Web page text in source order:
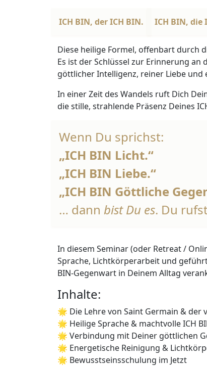
ICH BIN, der ICH BIN. ICH BIN, die
Diese heilige Formel, offenbart durch
Es ist der Schlüssel zur Erinnerung
göttlicher Intelligenz, reiner Liebe und
In einer Zeit des Wandels ruft Dich
die stille, strahlende Präsenz Deines
Wenn Du sprichst:
„ICH BIN Licht.“
„ICH BIN Liebe.“
„ICH BIN Göttliche
… dann bist Du es. Du
In diesem Seminar (oder Retreat /
Sprache, Lichtkörperarbeit und
BIN-Gegenwart in Deinem Alltag
Inhalte:
🌟 Die Lehre von Saint Germain & der
🌟 Heilige Sprache & machtvolle ICH
🌟 Verbindung mit Deiner göttlichen
🌟 Energetische Reinigung &
🌟 Bewusstseinsschulung im Jetzt